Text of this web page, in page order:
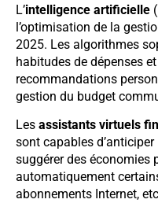
L’intelligence artificielle
l’optimisation de la
2025. Les algorithmes
habitudes de dépenses
recommandations
gestion du budget
Les assistants virtuels
sont capables
suggérer des économies
automatiquement
abonnements Internet,